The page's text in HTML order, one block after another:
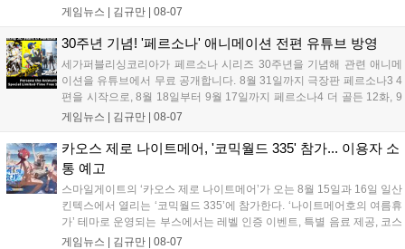
고 있으며, 이번 행사에는 영화진흥위원회 등 14개 기관 임직원이 동참
따뜻한 실천에 참여한 모든 임직원에게 감사의 뜻을 전하며 헌혈 문화
확산에 앞장섰습니다....
게임뉴스 | 김규만 | 08-07
30주년 기념! '페르소나' 애니메이션 전편 유튜브 방영
세가퍼블리싱코리아가 페르소나 시리즈 30주년을 기념해 관련 애니메
이션을 유튜브에서 무료 공개합니다. 8월 31일까지 극장판 페르소나3 4
편을 시작으로, 8월 18일부터 9월 17일까지 페르소나4 더 골든 12화, 9
월 15일부터 10월 14일까지 페르소나5 시리즈가 순차 공개됩니다. 또한
영상 및 대형 전광판에 소개될 예정입니다....
게임뉴스 | 김규만 | 08-07
카오스 제로 나이트메어, '코믹월드 335' 참가... 이용자 소
통 예고
스마일게이트의 ‘카오스 제로 나이트메어’가 오는 8월 15일과 16일 일산
킨텍스에서 열리는 ‘코믹월드 335’에 참가한다. ‘나이트메어호의 여름휴
가’ 테마로 운영되는 부스에서는 레벨 인증 이벤트, 특별 음료 제공, 코스
프레 모델 포토존 등 다채로운 행사가 진행된다. 유명 코스어 7인이 캐릭
게임뉴스 | 김규만 | 08-07